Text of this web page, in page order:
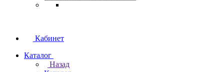
Кабинет
Каталог
Назад